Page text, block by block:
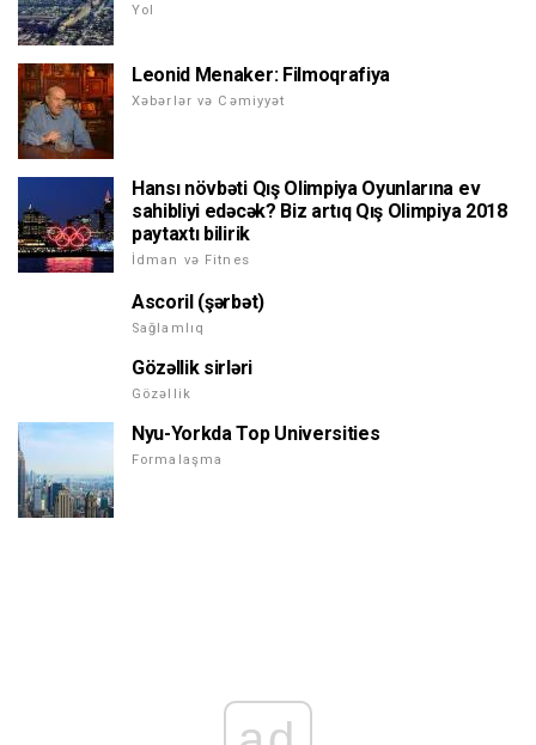
Yol
Leonid Menaker: Filmoqrafiya
Xəbərlər və Cəmiyyət
Hansı növbəti Qış Olimpiya Oyunlarına ev
sahibliyi edəcək? Biz artıq Qış Olimpiya 2018
paytaxtı bilirik
İdman və Fitnes
Ascoril (şərbət)
Sağlamlıq
Gözəllik sirləri
Gözəllik
Nyu-Yorkda Top Universities
Formalaşma